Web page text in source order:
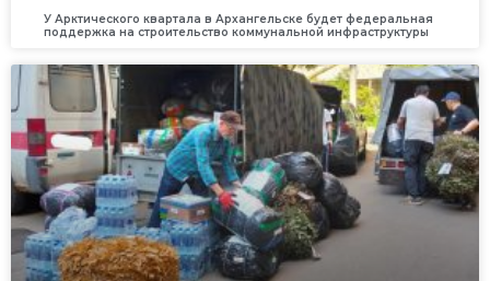
У Арктического квартала в Архангельске будет федеральная
поддержка на строительство коммунальной инфраструктуры